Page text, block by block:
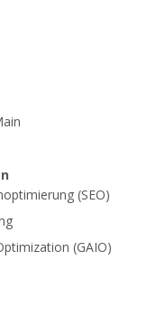
(SEO)
(GAIO)